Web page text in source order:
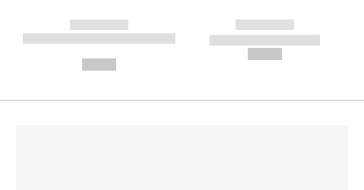
------------
----------- ----------- --------
------------
----------- -----------